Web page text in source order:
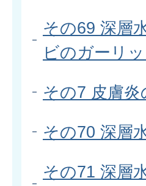
その69 深層
ビのガーリ
その7 皮膚
その70 深層
その71 深層